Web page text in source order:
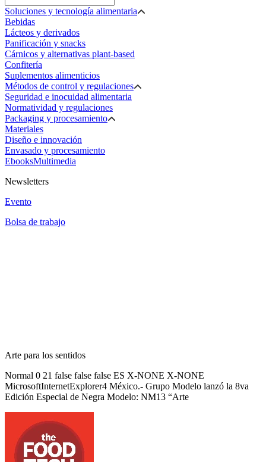
Soluciones y tecnología alimentaria
Bebidas
Lácteos y derivados
Panificación y snacks
Cárnicos y alternativas plant-based
Confitería
Suplementos alimenticios
Métodos de control y regulaciones
Seguridad e inocuidad alimentaria
Normatividad y regulaciones
Packaging y procesamiento
Materiales
Diseño e innovación
Envasado y procesamiento
EbooksMultimedia
Newsletters
Evento
Bolsa de trabajo
Arte para los sentidos
Normal 0 21 false false false ES X-NONE X-NONE
MicrosoftInternetExplorer4 México.- Grupo Modelo lanzó la 8va
Edición Especial de Negra Modelo: NM13 “Arte